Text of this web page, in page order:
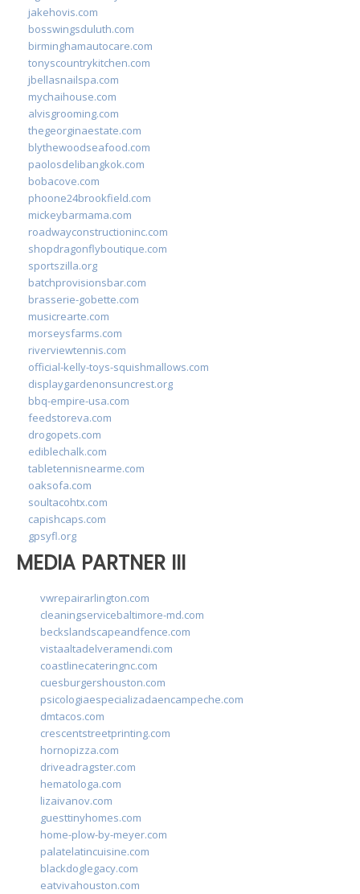
jakehovis.com
bosswingsduluth.com
birminghamautocare.com
tonyscountrykitchen.com
jbellasnailspa.com
mychaihouse.com
alvisgrooming.com
thegeorginaestate.com
blythewoodseafood.com
paolosdelibangkok.com
bobacove.com
phoone24brookfield.com
mickeybarmama.com
roadwayconstructioninc.com
shopdragonflyboutique.com
sportszilla.org
batchprovisionsbar.com
brasserie-gobette.com
musicrearte.com
morseysfarms.com
riverviewtennis.com
official-kelly-toys-squishmallows.com
displaygardenonsuncrest.org
bbq-empire-usa.com
feedstoreva.com
drogopets.com
ediblechalk.com
tabletennisnearme.com
oaksofa.com
soultacohtx.com
capishcaps.com
gpsyfl.org
MEDIA PARTNER III
vwrepairarlington.com
cleaningservicebaltimore-md.com
beckslandscapeandfence.com
vistaaltadelveramendi.com
coastlinecateringnc.com
cuesburgershouston.com
psicologiaespecializadaencampeche.com
dmtacos.com
crescentstreetprinting.com
hornopizza.com
driveadragster.com
hematologa.com
lizaivanov.com
guesttinyhomes.com
home-plow-by-meyer.com
palatelatincuisine.com
blackdoglegacy.com
eatvivahouston.com